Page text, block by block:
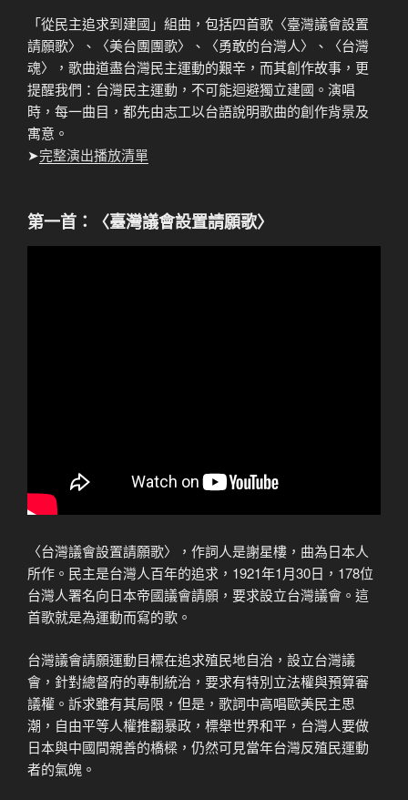
「從民主追求到建國」組曲，包括四首歌〈臺灣議會設置
請願歌〉、〈美台團團歌〉、〈勇敢的台灣人〉、〈台灣
魂〉，歌曲道盡台灣民主運動的艱辛，而其創作故事，更
提醒我們：台灣民主運動，不可能迴避獨立建國。演唱
時，每一曲目，都先由志工以台語說明歌曲的創作背景及
寓意。
➤完整演出播放清單
第一首：〈臺灣議會設置請願歌〉
〈台灣議會設置請願歌〉，作詞人是謝星樓，曲為日本人
所作。民主是台灣人百年的追求，1921年1月30日，178位
台灣人署名向日本帝國議會請願，要求設立台灣議會。這
首歌就是為運動而寫的歌。
台灣議會請願運動目標在追求殖民地自治，設立台灣議
會，針對總督府的專制統治，要求有特別立法權與預算審
議權。訴求雖有其局限，但是，歌詞中高唱歐美民主思
潮，自由平等人權推翻暴政，標舉世界和平，台灣人要做
日本與中國間親善的橋樑，仍然可見當年台灣反殖民運動
者的氣魄。